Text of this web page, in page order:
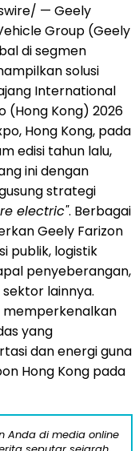
— Geely
Group (Geely
di segmen
solusi
International
(Hong Kong) 2026
Hong Kong, pada
edisi tahun lalu,
ini dengan
strategi
electric". Berbagai
Geely Farizon
publik, logistik
penyeberangan,
lainnya.
memperkenalkan
yang
dan energi guna
Hong Kong pada
Anda di media online